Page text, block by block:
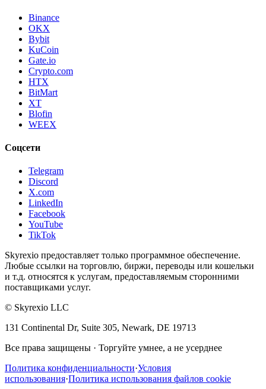
Binance
OKX
Bybit
KuCoin
Gate.io
Crypto.com
HTX
BitMart
XT
Blofin
WEEX
Соцсети
Telegram
Discord
X.com
LinkedIn
Facebook
YouTube
TikTok
Skyrexio предоставляет только программное обеспечение.
Любые ссылки на торговлю, биржи, переводы или кошельки
и т.д. относятся к услугам, предоставляемым сторонними
поставщиками услуг.
© Skyrexio LLC
131 Continental Dr, Suite 305, Newark, DE 19713
Все права защищены · Торгуйте умнее, а не усерднее
Политика конфиденциальности·Условия
использования·Политика использования файлов cookie